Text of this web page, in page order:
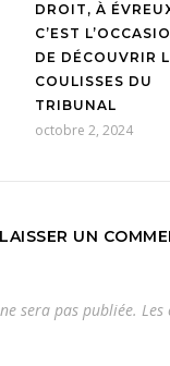
DROIT, À
C’EST
DE DÉCOUVRIR
COULISSES DU
TRIBUNAL
octobre 2, 2024
LAISSER UN
sera pas publiée.